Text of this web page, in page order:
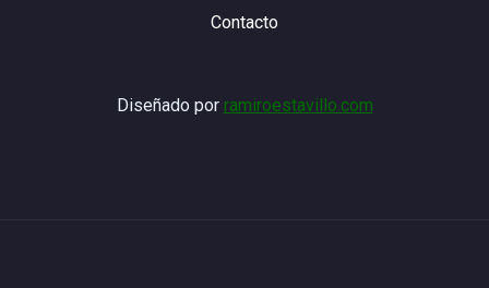
Contacto
Diseñado por ramiroestavillo.com